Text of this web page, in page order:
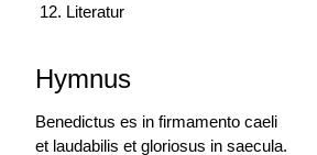
12. Literatur
Hymnus
Benedictus es in firmamento caeli
et laudabilis et gloriosus in saecula.